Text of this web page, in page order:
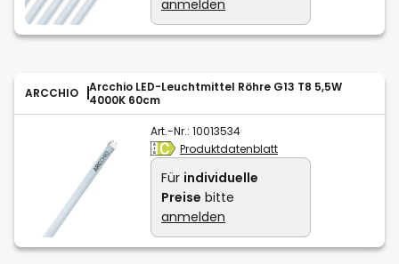
anmelden
ARCCHIO
Arcchio LED-Leuchtmittel Röhre G13 T8 5,5W
4000K 60cm
Art.-Nr.: 10013534
Produktdatenblatt
Für individuelle
Preise bitte
anmelden